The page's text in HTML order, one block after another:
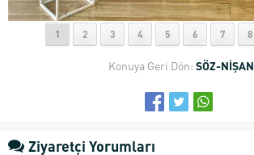
1 2 3 4 5 6 7 8
Konuya Geri Dön: SÖZ-NİŞAN
Ziyaretçi Yorumları